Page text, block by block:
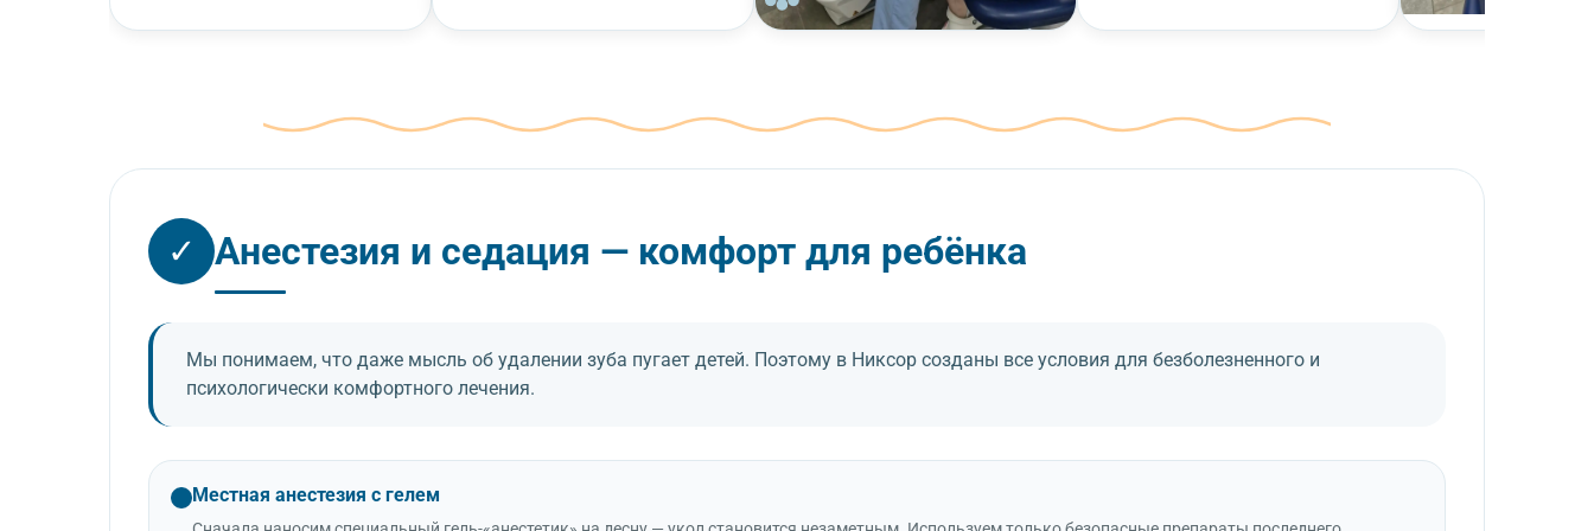
✓ Анестезия и седация — комфорт для ребёнка
Мы понимаем, что даже мысль об удалении зуба пугает детей. Поэтому в Никсор созданы все условия для безболезненного и
психологически комфортного лечения.
Местная анестезия с гелем